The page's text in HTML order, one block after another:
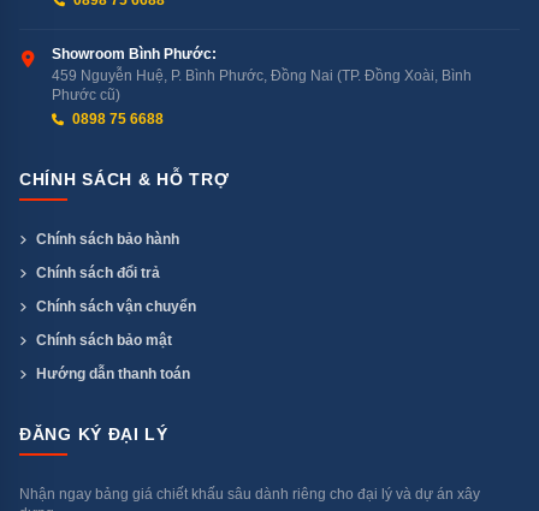
vấn và báo giá chi tiết nhất.
cung cấp sản phẩmmáy rửa bát chính hãng100%,
giá tốt nhất thị trường kèm theo chính sách bảo hành và
hỗ trợ tốt nhất!
Tham khảo thêm sản phẩm liên quan:
Máy rửa chén Texgio Dishwasher TGUMF11S
Texgio Dishwasher TG-DT2022B
Texgio Dishwasher TGWF68GB
Showroom Bình Phước:
459 Nguyễn Huệ, P. Bình Phước, Đồng Nai (TP. Đồng Xoài, Bình
Phước cũ)
0898 75 6688
CHÍNH SÁCH & HỖ TRỢ
Chính sách bảo hành
Chính sách đổi trả
Chính sách vận chuyển
Chính sách bảo mật
Hướng dẫn thanh toán
ĐĂNG KÝ ĐẠI LÝ
Nhận ngay bảng giá chiết khấu sâu dành riêng cho đại lý và dự án xây